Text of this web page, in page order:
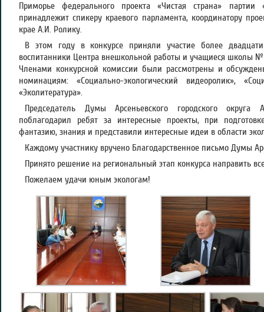
Приморье федерального проекта «Чистая страна» партии
принадлежит спикеру краевого парламента, координатору
крае А.И. Ролику.
В этом году в конкурсе приняли участие более
воспитанники Центра внешкольной работы и учащиеся школы №
Членами конкурсной комиссии были рассмотрены и
номинациям: «Социально-экологический видеоролик»,
«Эколитература».
Председатель Думы Арсеньевского городского
поблагодарил ребят за интересные проекты, при
фантазию, знания и представили интересные идеи в области
Каждому участнику вручено Благодарственное письмо Думы
Принято решение на региональный этап конкурса направить
Пожелаем удачи юным экологам!